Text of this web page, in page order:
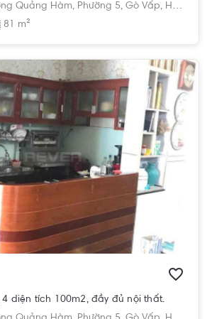
Quảng Hàm, Phường 5, Gò Vấp, Hồ Chí Minh
81 m²
diện tích 100m2, đầy đủ nội thất.